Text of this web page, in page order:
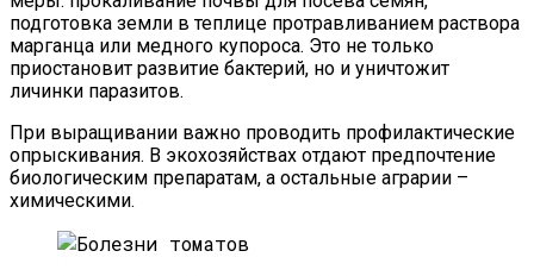
подготовка земли в теплице протравливанием раствора
марганца или медного купороса. Это не только
приостановит развитие бактерий, но и уничтожит
личинки паразитов.
При выращивании важно проводить профилактические
опрыскивания. В экохозяйствах отдают предпочтение
биологическим препаратам, а остальные аграрии –
химическими.